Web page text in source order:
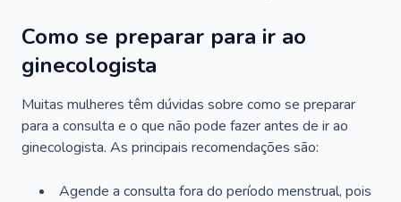
Como se preparar para ir ao
ginecologista
Muitas mulheres têm dúvidas sobre como se preparar
para a consulta e o que não pode fazer antes de ir ao
ginecologista. As principais recomendações são:
Agende a consulta fora do período menstrual, pois